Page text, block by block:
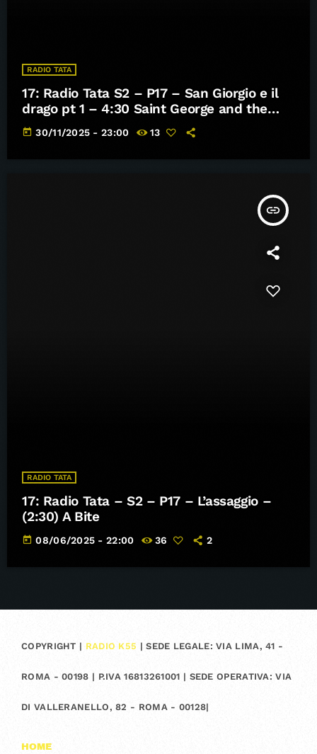
RADIO TATA
17: Radio Tata S2 – P17 – San Giorgio e il
drago pt 1 – 4:30 Saint George and the
dragon pt 1
today 30/11/2025 - 23:00 13
insert_link
RADIO TATA
17: Radio Tata – S2 – P17 – L’assaggio –
(2:30) A Bite
today 08/06/2025 - 22:00 36 2
COPYRIGHT | RADIO K55 | SEDE LEGALE: VIA LIMA, 41 -
ROMA - 00198 | P.IVA 16813261001 | SEDE OPERATIVA: VIA
DI VALLERANELLO, 82 - ROMA - 00128|
HOME